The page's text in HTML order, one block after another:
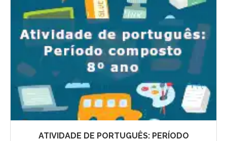
ATIVIDADE DE PORTUGUÊS: PERÍODO